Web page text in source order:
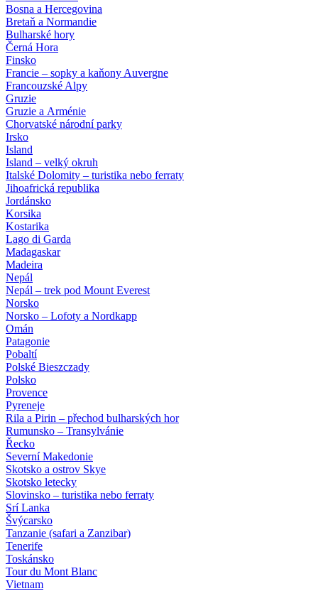
Bosna a Hercegovina
Bretaň a Normandie
Bulharské hory
Černá Hora
Finsko
Francie – sopky a kaňony Auvergne
Francouzské Alpy
Gruzie
Gruzie a Arménie
Chorvatské národní parky
Irsko
Island
Island – velký okruh
Italské Dolomity – turistika nebo ferraty
Jihoafrická republika
Jordánsko
Korsika
Kostarika
Lago di Garda
Madagaskar
Madeira
Nepál
Nepál – trek pod Mount Everest
Norsko
Norsko – Lofoty a Nordkapp
Omán
Patagonie
Pobaltí
Polské Bieszczady
Polsko
Provence
Pyreneje
Rila a Pirin – přechod bulharských hor
Rumunsko – Transylvánie
Řecko
Severní Makedonie
Skotsko a ostrov Skye
Skotsko letecky
Slovinsko – turistika nebo ferraty
Srí Lanka
Švýcarsko
Tanzanie (safari a Zanzibar)
Tenerife
Toskánsko
Tour du Mont Blanc
Vietnam